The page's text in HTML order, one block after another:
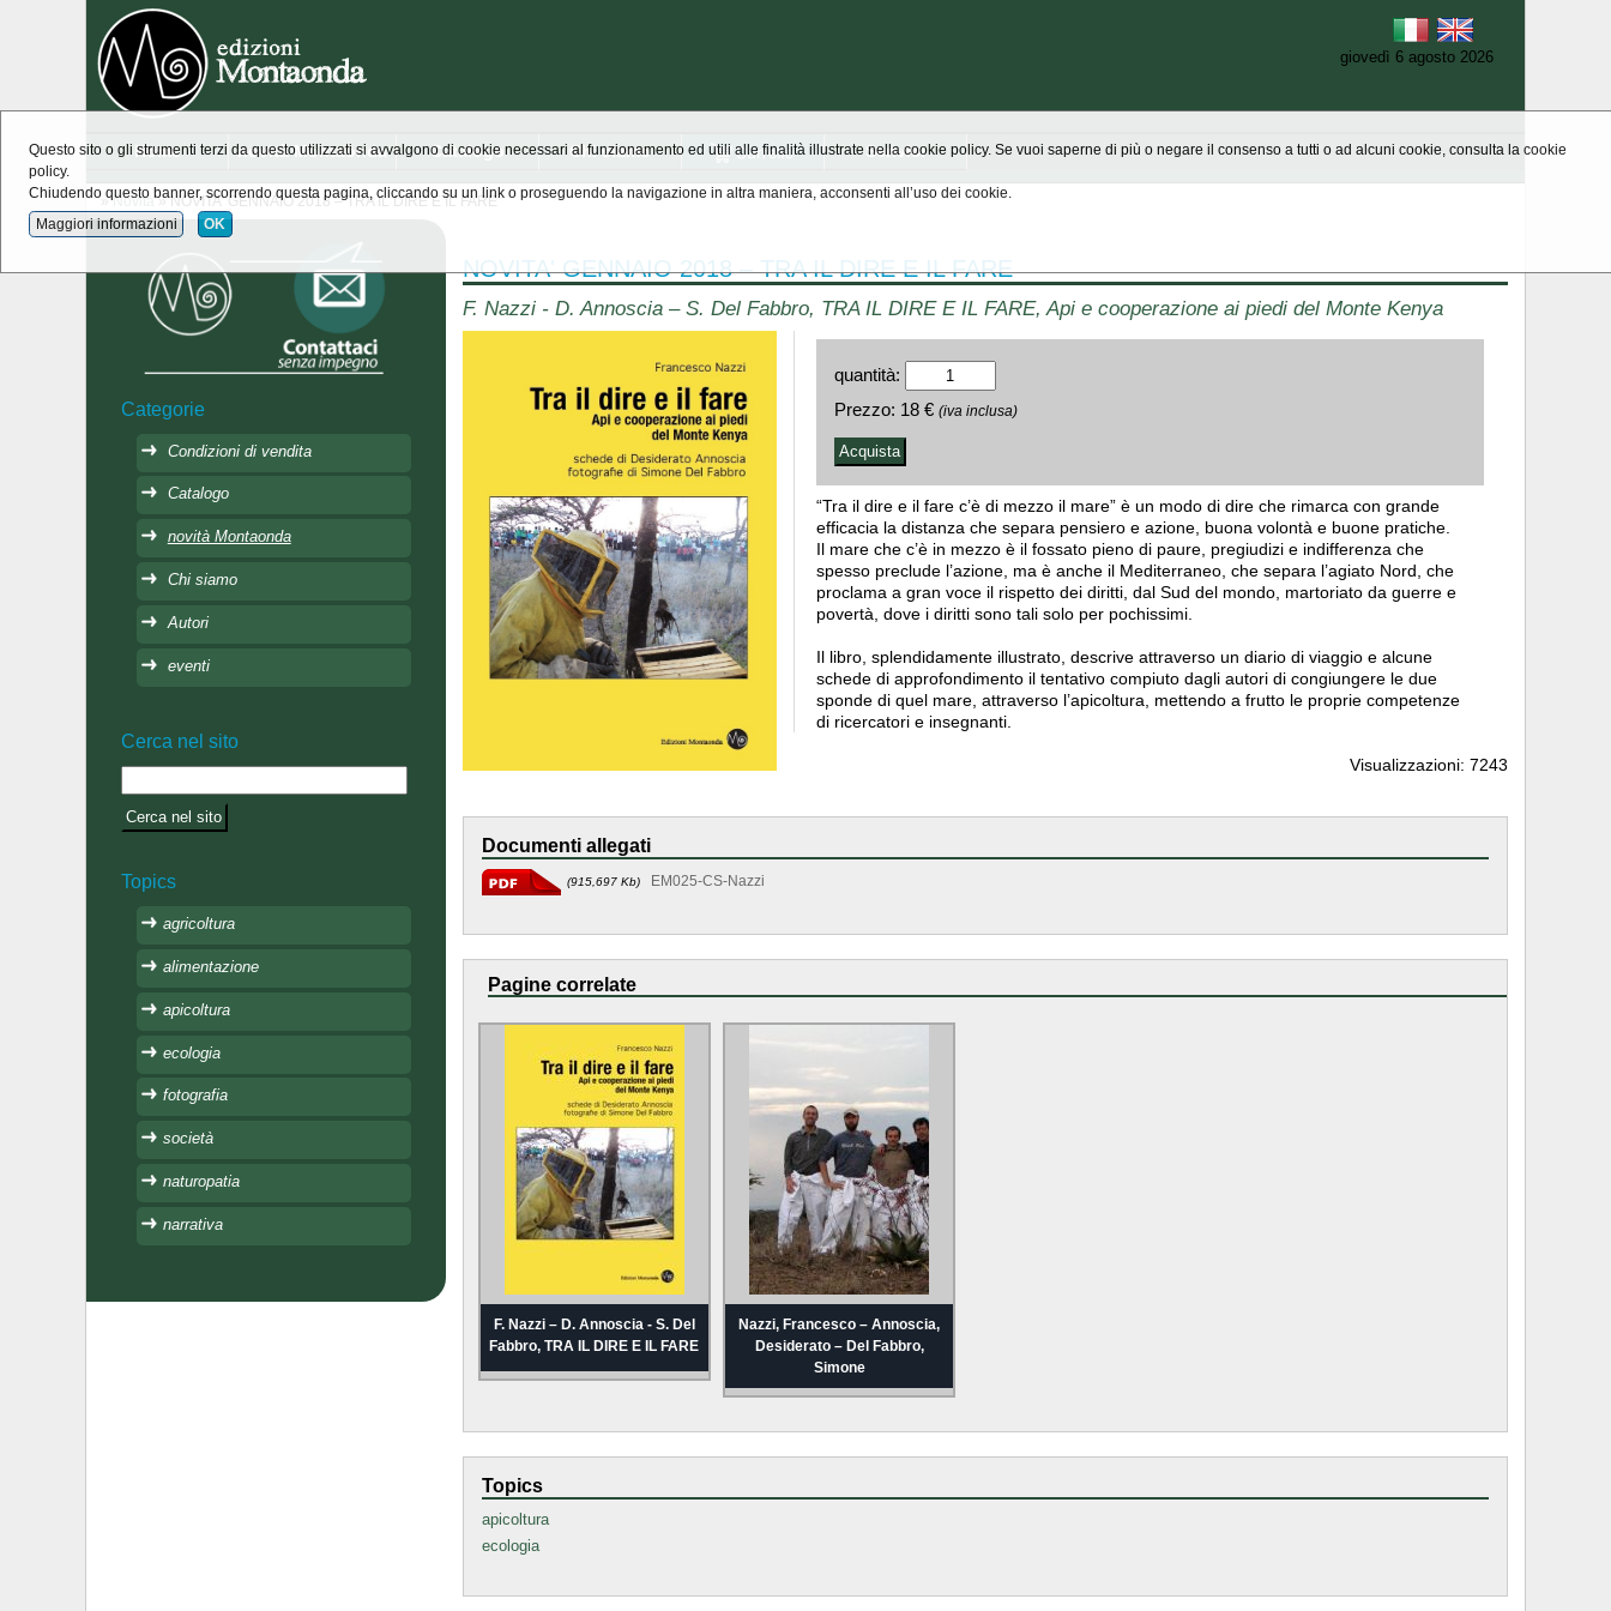
giovedì 6 agosto 2026
Home novità Montaonda Catalogo Chi siamo Scrivici
»Novità » NOVITA' GENNAIO 2018 – TRA IL DIRE E IL FARE
NOVITA' GENNAIO 2018 – TRA IL DIRE E IL FARE
F. Nazzi - D. Annoscia – S. Del Fabbro, TRA IL DIRE E IL FARE, Api e cooperazione ai piedi del Monte Kenya
quantità:
Prezzo: 18 € (iva inclusa)
“Tra il dire e il fare c’è di mezzo il mare” è un modo di dire che rimarca con grande
efficacia la distanza che separa pensiero e azione, buona volontà e buone pratiche.
Il mare che c’è in mezzo è il fossato pieno di paure, pregiudizi e indifferenza che
spesso preclude l’azione, ma è anche il Mediterraneo, che separa l’agiato Nord, che
proclama a gran voce il rispetto dei diritti, dal Sud del mondo, martoriato da guerre e
povertà, dove i diritti sono tali solo per pochissimi.
Il libro, splendidamente illustrato, descrive attraverso un diario di viaggio e alcune
schede di approfondimento il tentativo compiuto dagli autori di congiungere le due
sponde di quel mare, attraverso l’apicoltura, mettendo a frutto le proprie competenze
di ricercatori e insegnanti.
Visualizzazioni: 7243
Documenti allegati
(915,697 Kb) EM025-CS-Nazzi
Pagine correlate
F. Nazzi – D. Annoscia - S. Del
Fabbro, TRA IL DIRE E IL FARE
Nazzi, Francesco – Annoscia,
Desiderato – Del Fabbro,
Simone
Topics
apicoltura
ecologia
Categorie
Condizioni di vendita
Catalogo
novità Montaonda
Chi siamo
Autori
eventi
Cerca nel sito
Topics
agricoltura
alimentazione
apicoltura
ecologia
fotografia
società
naturopatia
narrativa
Questo sito o gli strumenti terzi da questo utilizzati si avvalgono di cookie necessari al funzionamento ed utili alle finalità illustrate nella cookie policy. Se vuoi saperne di più o negare il consenso a tutti o ad alcuni cookie, consulta la cookie
policy.
Chiudendo questo banner, scorrendo questa pagina, cliccando su un link o proseguendo la navigazione in altra maniera, acconsenti all’uso dei cookie.
Maggiori informazioni OK